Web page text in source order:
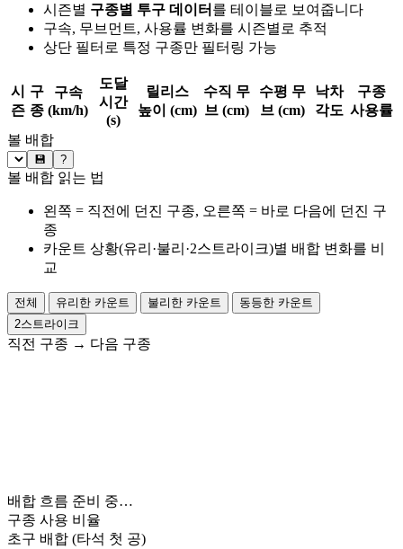
시즌별 구종별 투구 데이터 를 테이블로 보여줍니다
구속, 무브먼트, 사용률 변화를 시즌별로 추적
상단 필터로 특정 구종만 필터링 가능
시
즌
구
종
구속
(km/h)
도달
시간
(s)
릴리스
높이 (cm)
수직 무
브 (cm)
수평 무
브 (cm)
낙차
각도
구종
사용률
볼 배합
💾 ?
볼 배합 읽는 법
왼쪽 = 직전에 던진 구종, 오른쪽 = 바로 다음에 던진 구
종
카운트 상황(유리·불리·2스트라이크)별 배합 변화를 비
교
전체 유리한 카운트 불리한 카운트
동등한 카운트
2스트라이크
직전 구종 → 다음 구종
배합 흐름 준비 중…
구종 사용 비율
초구 배합 (타석 첫 공)